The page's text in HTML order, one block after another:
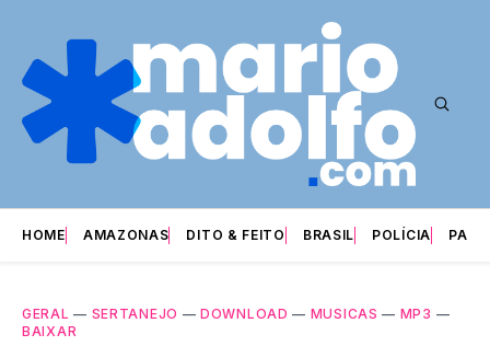
HOME AMAZONAS DITO & FEITO BRASIL POLÍCIA
GERAL — SERTANEJO —DOWNLOAD — MUSICAS — MP3 —
BAIXAR